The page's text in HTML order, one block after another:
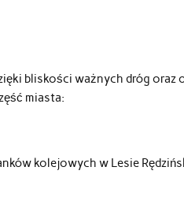
bliskości ważnych dróg oraz
miasta:
kolejowych w Lesie